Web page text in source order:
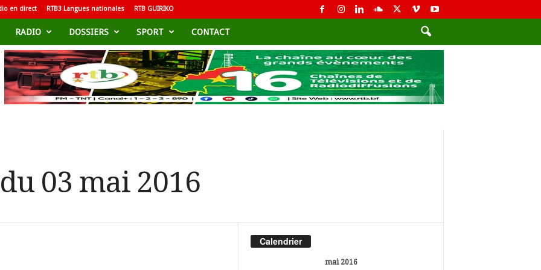
en direct RTB3 Langues nationales RTB GUIRIKO
RADIO DOSSIERS SPORT CONTACT
03 mai 2016
Calendrier
mai 2016